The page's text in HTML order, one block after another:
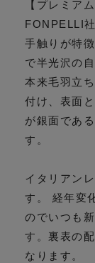
【プレミア
FONPELLI
手触りが特
で半光沢の
本来毛羽立
付け、表面
が銀面であ
す。
イタリアン
す。 経年変
のでいつも
す。裏表の
なります。